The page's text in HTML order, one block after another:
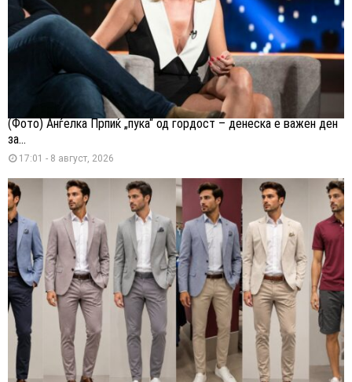
(Фото) Анѓелка Прпиќ „пука“ од гордост – денеска е важен ден
за...
17:01 - 8 август, 2026